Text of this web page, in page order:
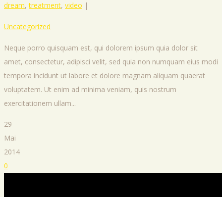
dream,treatment, video |
Uncategorized
Neque porro quisquam est, qui dolorem ipsum quia dolor sit
amet, consectetur, adipisci velit, sed quia non numquam eius modi
tempora incidunt ut labore et dolore magnam aliquam quaerat
voluptatem. Ut enim ad minima veniam, quis nostrum
exercitationem ullam...
29
Mai
2014
0